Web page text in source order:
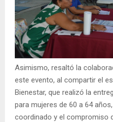
Asimismo, resaltó la
este evento, al compartir el
Bienestar, que realizó la
para mujeres de 60 a 64
coordinado y el compromiso